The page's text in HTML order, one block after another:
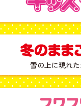
雪の上に現れ